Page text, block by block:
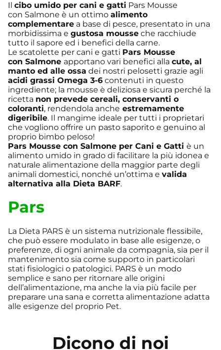
Il cibo umido per cani e gatti Pars Mousse
con Salmone è un ottimo alimento
complementare a base di pesce, presentato in una
morbidissima e gustosa mousse che racchiude
tutto il sapore ed i benefici della carne.
Le scatolette per cani e gatti Pars Mousse
con Salmone apportano vari benefici alla cute, al
manto ed alle ossa dei nostri pelosetti grazie agli
acidi grassi Omega 3-6 contenuti in questo
ingrediente; la mousse è deliziosa e sicura perché la
ricetta non prevede cereali, conservanti o
coloranti, rendendola anche estremamente
digeribile. Il mangime ideale per tutti i proprietari
che vogliono offrire un pasto saporito e genuino al
proprio bimbo peloso!
Pars Mousse con Salmone per Cani e Gatti è un
alimento umido in grado di facilitare la più idonea e
naturale alimentazione della maggior parte degli
animali domestici, nonché un’ottima e valida
alternativa alla Dieta BARF.
Pars
La Dieta PARS è un sistema nutrizionale flessibile,
che può essere modulato in base alle esigenze, o
preferenze, di ogni animale da compagnia, sia per il
mantenimento sia come supporto in particolari
stati fisiologici o patologici. PARS è un modo
semplice e sano per ritornare alle origini
dell’alimentazione, ma anche la via più facile per
preparare una sana e corretta alimentazione adatta
alle esigenze del proprio Pet.
Dicono di noi